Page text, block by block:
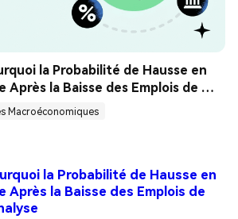
la Probabilité de Hausse en
la Baisse des Emplois de
Macroéconomiques
la Probabilité de Hausse en
Après la Baisse des Emplois de